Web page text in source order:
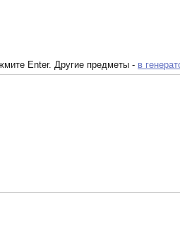
Enter. Другие предметы - в